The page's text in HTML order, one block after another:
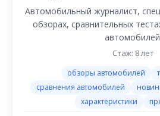
Автомобильный журналист,
обзорах, сравнительных
Стаж: 8 лет
обзоры автомобилей
сравнения автомобилей
характеристики